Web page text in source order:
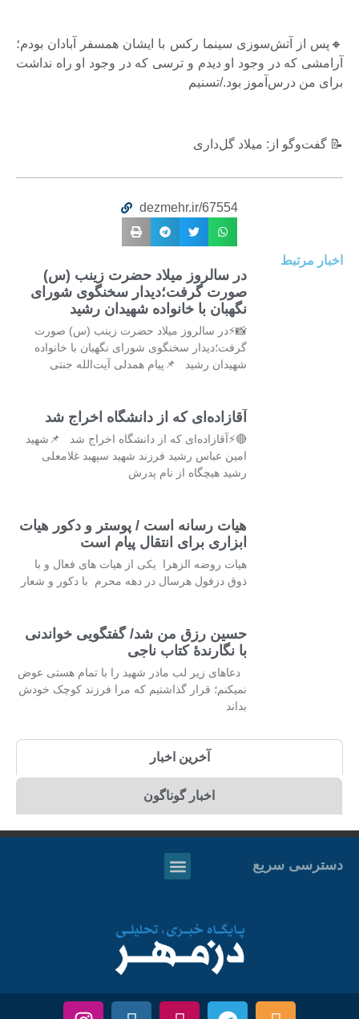
🔸پس از آتش‌سوزی سینما رکس با ایشان همسفر آبادان بودم؛
آرامشی که در وجود او دیدم و ترسی که در وجود او راه نداشت
برای من درس‌آموز بود./تسنیم
📝 گفت‌وگو از: میلاد گل‌داری
dezmehr.ir/67554
اخبار مرتبط
در سالروز میلاد حضرت زینب (س)
صورت گرفت؛دیدار سخنگوی شورای
نگهبان با خانواده شهیدان رشید
📸⚡در سالروز میلاد حضرت زینب (س) صورت
گرفت؛دیدار سخنگوی شورای نگهبان با خانواده
شهیدان رشید 📌پیام همدلی آیت‌الله جنتی
آقازاده‌ای که از دانشگاه اخراج شد
🔴⚡آقازاده‌ای که از دانشگاه اخراج شد 📌شهید
امین عباس رشید فرزند شهید سپهبد غلامعلی
رشید هیچگاه از نام پدرش
هیات رسانه است / پوستر و دکور هیات
ابزاری برای انتقال پیام است
هیات روضه الزهرا یکی از هیات های فعال و با
ذوق دزفول هرسال در دهه محرم با دکور و شعار
حسین رزق من شد/ گفتگویی خواندنی
با نگارندهٔ کتاب ناجی
دعاهای زیر لب مادر شهید را با تمام هستی عوض
نمیکنم؛ قرار گذاشتیم که مرا فرزند کوچک خودش
بداند
آخرین اخبار
اخبار گوناگون
دسترسی سریع